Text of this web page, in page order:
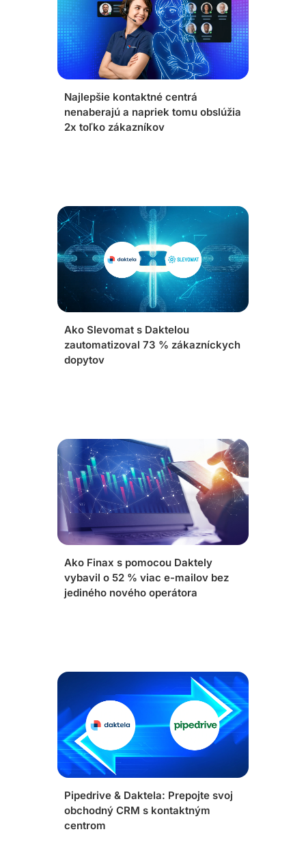
Najlepšie kontaktné centrá
nenaberajú a napriek tomu obslúžia
2x toľko zákazníkov
Ako Slevomat s Daktelou
zautomatizoval 73 % zákazníckych
dopytov
Ako Finax s pomocou Daktely
vybavil o 52 % viac e-mailov bez
jediného nového operátora
Pipedrive & Daktela: Prepojte svoj
obchodný CRM s kontaktným
centrom